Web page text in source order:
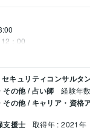
キュリティコンサルタ
その他 / 占い師 経験年
その他 / キャリア・資格
支援士 取得年 : 2021年